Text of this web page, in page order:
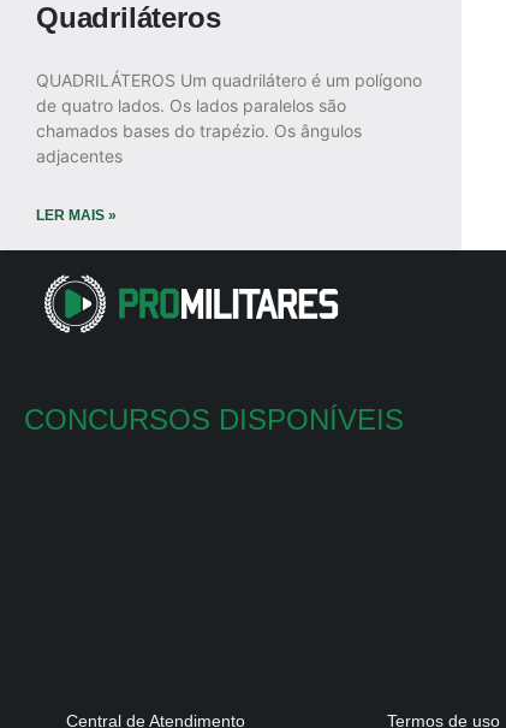
Quadriláteros
QUADRILÁTEROS Um quadrilátero é um polígono
de quatro lados. Os lados paralelos são
chamados bases do trapézio. Os ângulos
adjacentes
LER MAIS »
CONCURSOS DISPONÍVEIS
Central de Atendimento Termos de uso